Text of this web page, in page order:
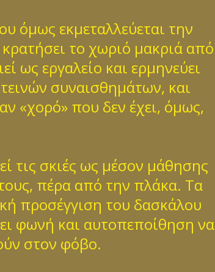
όμως εκμεταλλεύεται την
το χωριό μακριά από
ως εργαλείο και ερμηνεύει
συναισθημάτων, και
«χορό» που δεν έχει, όμως,
τις σκιές ως μέσον μάθησης
πέρα από την πλάκα. Τα
προσέγγιση του δασκάλου
φωνή και αυτοπεποίθηση να
στον φόβο.